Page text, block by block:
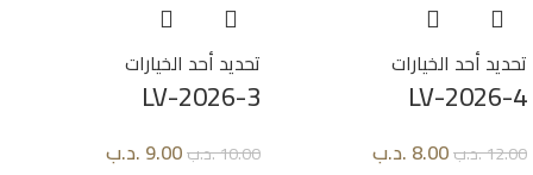
تحديد أحد الخيارات
LV-2026-4
12.00.د.ب8.00 .د.ب
تحديد أحد الخيارات
LV-2026-3
10.00.د.ب9.00 .د.ب